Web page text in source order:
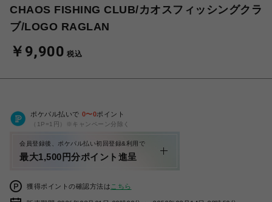
CHAOS FISHING CLUB/カオスフィッシングクラ
ブ/LOGO RAGLAN
￥9,900 税込
ポケパル払いで 0〜0ポイント
（1P=1円）※キャンペーン分除く
会員登録後、ポケパル払い初回登録&利用で
最大1,500円分ポイント進呈
獲得ポイントの確認方法は こちら